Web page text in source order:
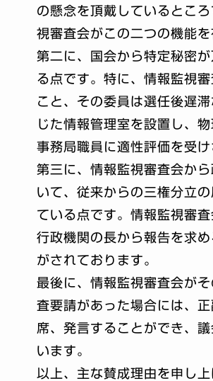
の懸念を頂戴しているとこ
視審査会がこの二つの機能
第二に、国会から特定秘密
る点です。特に、情報監視
こと、その委員は選任後遅
じた情報管理室を設置し、
事務局職員に適性評価を受
第三に、情報監視審査会か
いて、従来からの三権分立
ている点です。情報監視審
行政機関の長から報告を求
がされております。
最後に、情報監視審査会が
査要請があった場合には、
席、発言することができ、
います。
以上、主な賛成理由を申し上